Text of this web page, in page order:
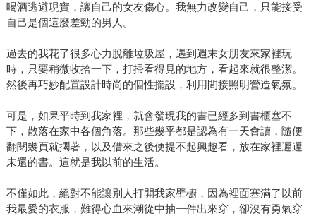
喝酒逃避現實，讓自己的女友傷心。我無力改變自己，只能接受
自己是個這麼差勁的男人。
過去的我花了很多心力脫離垃圾屋，遇到週末女朋友來家裡玩
時，只要稍微收拾一下，打掃看得見的地方，看起來就很整潔。
然後再巧妙配置設計時尚的個性擺設，利用間接照明營造氣氛。
可是，如果平時到我家裡，就會發現我的書已經多到書櫃塞不
下，散落在家中各個角落。那些幾乎都是認為有一天會讀，隨便
翻閱幾頁就擱著，以及借來之後便提不起興趣看，放在家裡遲遲
未還的書。這就是我以前的生活。
不僅如此，絕對不能讓別人打開我家壁櫥，因為裡面塞滿了以前
我最愛的衣服，難得心血來潮從中抽一件出來穿，卻沒有勇氣穿